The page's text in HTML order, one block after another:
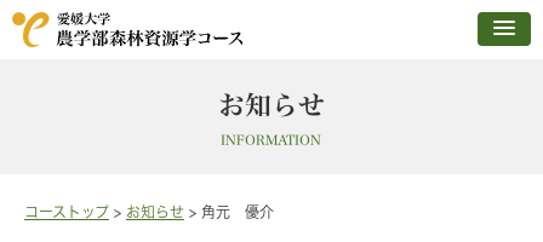
お知らせ
INFORMATION
コーストップ > お知らせ > 角元 優介